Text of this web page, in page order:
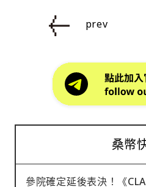
prev
桑幣
參院確定延後表決！《